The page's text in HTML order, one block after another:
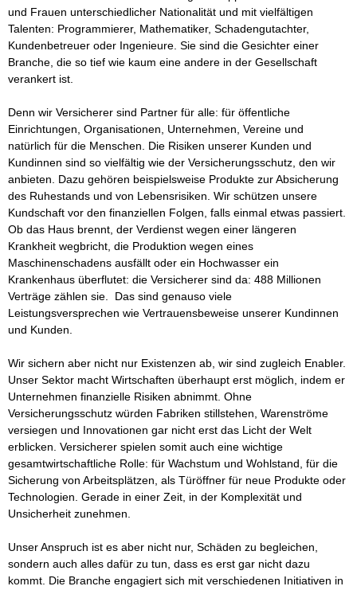
und Frauen unterschiedlicher Nationalität und mit vielfältigen
Talenten: Programmierer, Mathematiker, Schadengutachter,
Kundenbetreuer oder Ingenieure. Sie sind die Gesichter einer
Branche, die so tief wie kaum eine andere in der Gesellschaft
verankert ist.
Denn wir Versicherer sind Partner für alle: für öffentliche
Einrichtungen, Organisationen, Unternehmen, Vereine und
natürlich für die Menschen. Die Risiken unserer Kunden und
Kundinnen sind so vielfältig wie der Versicherungsschutz, den wir
anbieten. Dazu gehören beispielsweise Produkte zur Absicherung
des Ruhestands und von Lebensrisiken. Wir schützen unsere
Kundschaft vor den finanziellen Folgen, falls einmal etwas passiert.
Ob das Haus brennt, der Verdienst wegen einer längeren
Krankheit wegbricht, die Produktion wegen eines
Maschinenschadens ausfällt oder ein Hochwasser ein
Krankenhaus überflutet: die Versicherer sind da: 488 Millionen
Verträge zählen sie.  Das sind genauso viele
Leistungsversprechen wie Vertrauensbeweise unserer Kundinnen
und Kunden.
Wir sichern aber nicht nur Existenzen ab, wir sind zugleich Enabler.
Unser Sektor macht Wirtschaften überhaupt erst möglich, indem er
Unternehmen finanzielle Risiken abnimmt. Ohne
Versicherungsschutz würden Fabriken stillstehen, Warenströme
versiegen und Innovationen gar nicht erst das Licht der Welt
erblicken. Versicherer spielen somit auch eine wichtige
gesamtwirtschaftliche Rolle: für Wachstum und Wohlstand, für die
Sicherung von Arbeitsplätzen, als Türöffner für neue Produkte oder
Technologien. Gerade in einer Zeit, in der Komplexität und
Unsicherheit zunehmen.
Unser Anspruch ist es aber nicht nur, Schäden zu begleichen,
sondern auch alles dafür zu tun, dass es erst gar nicht dazu
kommt. Die Branche engagiert sich mit verschiedenen Initiativen in